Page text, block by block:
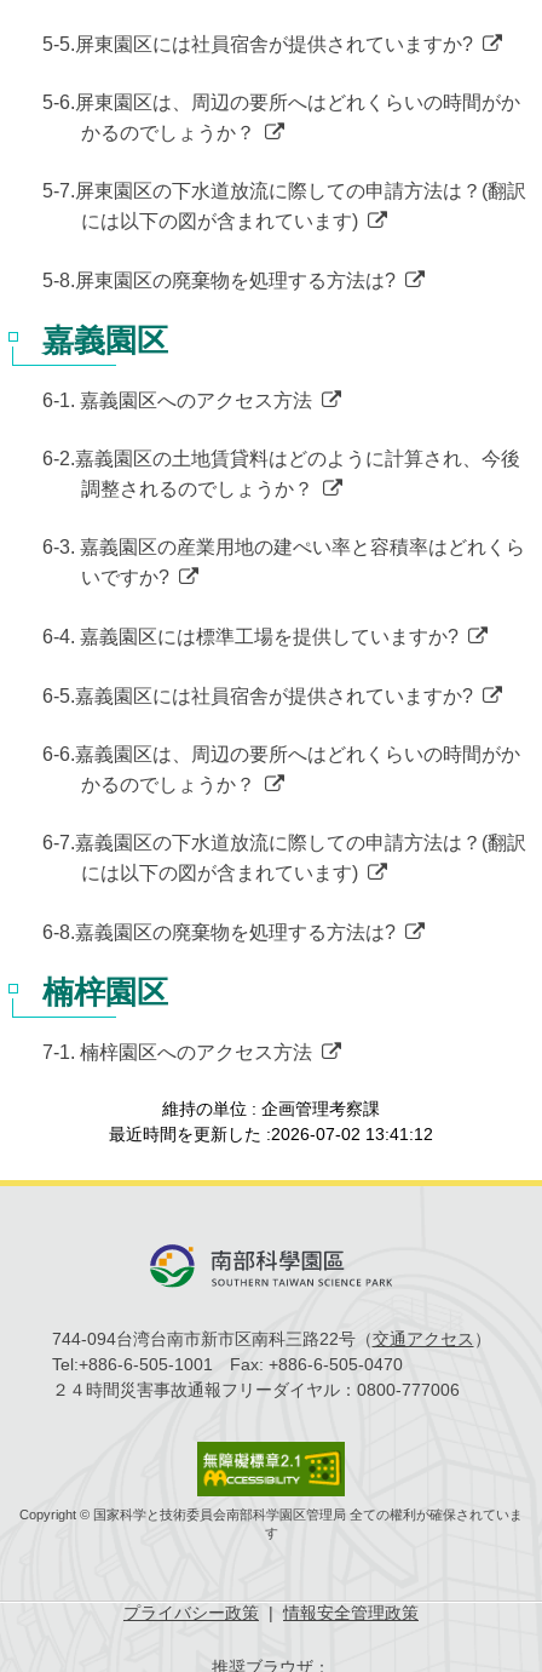
5-5.屏東園区には社員宿舎が提供されていますか?
5-6.屏東園区は、周辺の要所へはどれくらいの時間がか
かるのでしょうか？
5-7.屏東園区の下水道放流に際しての申請方法は？(翻訳
には以下の図が含まれています)
5-8.屏東園区の廃棄物を処理する方法は?
嘉義園区
6-1. 嘉義園区へのアクセス方法
6-2.嘉義園区の土地賃貸料はどのように計算され、今後
調整されるのでしょうか？
6-3. 嘉義園区の産業用地の建ぺい率と容積率はどれくら
いですか?
6-4. 嘉義園区には標準工場を提供していますか?
6-5.嘉義園区には社員宿舎が提供されていますか?
6-6.嘉義園区は、周辺の要所へはどれくらいの時間がか
かるのでしょうか？
6-7.嘉義園区の下水道放流に際しての申請方法は？(翻訳
には以下の図が含まれています)
6-8.嘉義園区の廃棄物を処理する方法は?
楠梓園区
7-1. 楠梓園区へのアクセス方法
維持の単位 : 企画管理考察課
最近時間を更新した :2026-07-02 13:41:12
744-094台湾台南市新市区南科三路22号（交通アクセス ）
Tel:+886-6-505-1001 Fax: +886-6-505-0470
２４時間災害事故通報フリーダイヤル： 0800-777006
Copyright © 国家科学と技術委員会南部科学園区管理局 全ての權利が確保されていま
す
プライバシー政策 | 情報安全管理政策
推奨ブラウザ：